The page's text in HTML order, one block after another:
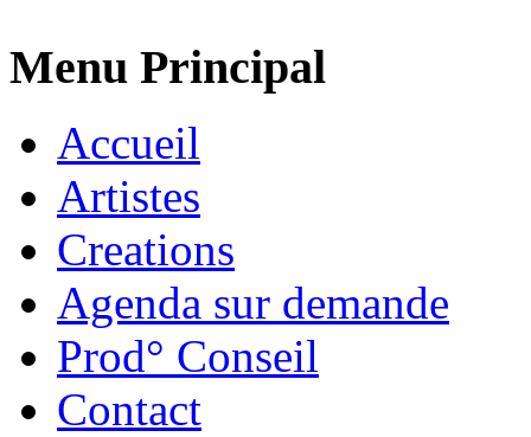
Menu Principal
Accueil
Artistes
Creations
Agenda sur demande
Prod° Conseil
Contact